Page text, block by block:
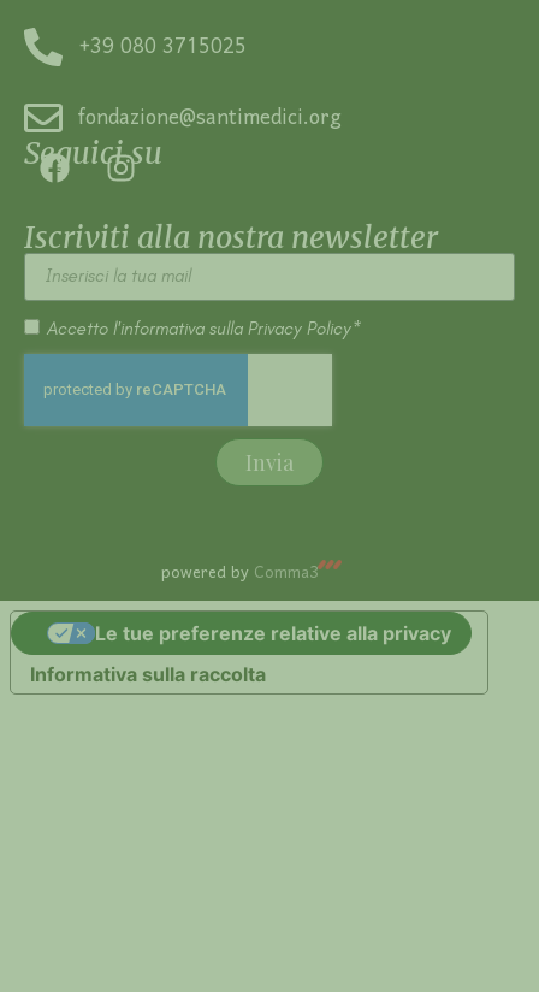
+39 080 3715025
fondazione@santimedici.org
Seguici su
Iscriviti alla nostra newsletter
Accetto l'informativa sulla Privacy Policy*
Invia
powered by Comma3
Informativa sulla raccolta
Le tue preferenze relative alla privacy